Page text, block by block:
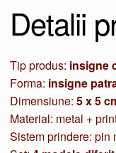
Detalii
Tip produs: insigne
Forma: insigne
Dimensiune: 5 x 5
Material: metal +
Sistem prindere: pin